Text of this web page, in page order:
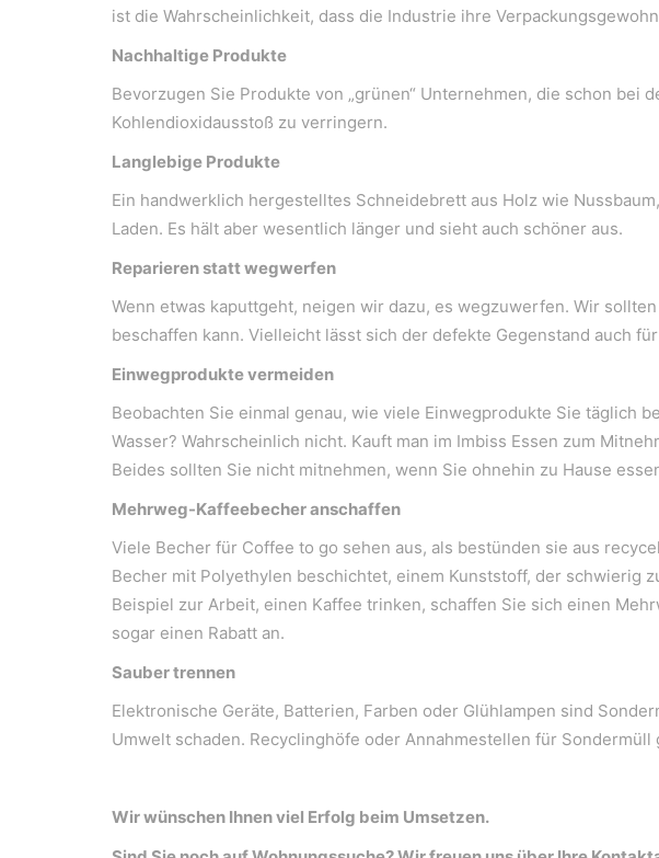
ist die Wahrscheinlichkeit, dass die Industrie ihre
Nachhaltige Produkte
Bevorzugen Sie Produkte von „grünen“ Unternehmen, die schon
Kohlendioxidausstoß zu verringern.
Langlebige Produkte
Ein handwerklich hergestelltes Schneidebrett aus Holz wie
Laden. Es hält aber wesentlich länger und sieht auch schöner aus.
Reparieren statt wegwerfen
Wenn etwas kaputtgeht, neigen wir dazu, es wegzuwerfen. Wir
beschaffen kann. Vielleicht lässt sich der defekte Gegenstand auch
Einwegprodukte vermeiden
Beobachten Sie einmal genau, wie viele Einwegprodukte Sie täglich
Wasser? Wahrscheinlich nicht. Kauft man im Imbiss Essen zum
Beides sollten Sie nicht mitnehmen, wenn Sie ohnehin zu Hause
Mehrweg-Kaffeebecher anschaffen
Viele Becher für Coffee to go sehen aus, als bestünden sie aus
Becher mit Polyethylen beschichtet, einem Kunststoff, der schwierig
Beispiel zur Arbeit, einen Kaffee trinken, schaffen Sie sich einen
sogar einen Rabatt an.
Sauber trennen
Elektronische Geräte, Batterien, Farben oder Glühlampen sind
Umwelt schaden. Recyclinghöfe oder Annahmestellen für
Wir wünschen Ihnen viel Erfolg beim Umsetzen.
WeiserLeben GmbH
Bergheimerstraße 45
A-5020 Salzburg
office@weiserleben.at
Wir schaffen Lebensräume, die die Außenwelt mit der Innenwelt
Kontakt
Newsletter
Impressum